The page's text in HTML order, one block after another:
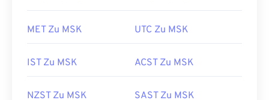
MET Zu MSK UTC Zu MSK
IST Zu MSK ACST Zu MSK
NZST Zu MSK SAST Zu MSK